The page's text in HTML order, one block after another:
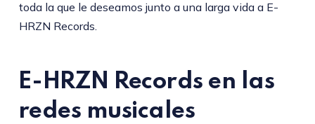
toda la que le deseamos junto a una larga vida a E-
HRZN Records.
E-HRZN Records en las
redes musicales